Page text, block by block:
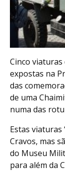
Cinco
expostas na
das
de uma
numa das
Estas viaturas
Cravos, mas
do Museu
para além da